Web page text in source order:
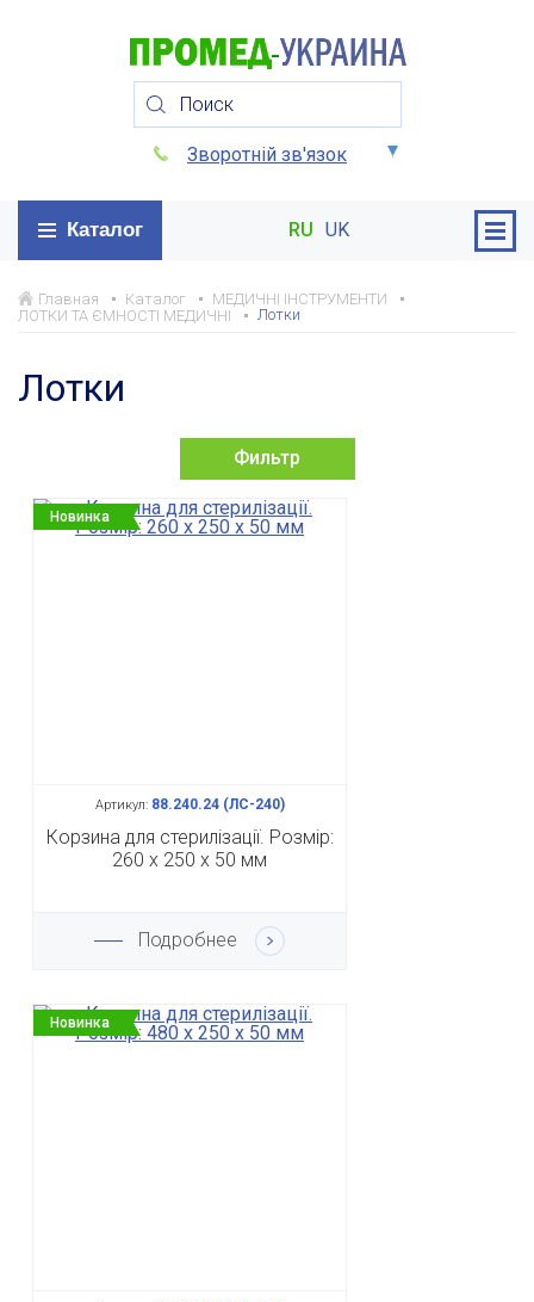
Зворотній зв'язок
Каталог RU UK
Главная Каталог
МЕДИЧНІ ІНСТРУМЕНТИ
ЛОТКИ ТА ЄМНОСТІ МЕДИЧНІ
Лотки
Лотки
Фильтр
Новинка
Артикул:88.240.24 (ЛС-240)
Корзина для стерилізації. Розмір:
260 х 250 х 50 мм
Подробнее
Новинка